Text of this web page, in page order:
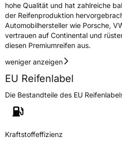
hohe Qualität und hat zahlreiche
der Reifenproduktion
Automobilhersteller wie Porsche,
vertrauen auf Continental und
diesen Premiumreifen aus.
weniger anzeigen
EU Reifenlabel
Die Bestandteile des EU
Kraftstoffeffizienz